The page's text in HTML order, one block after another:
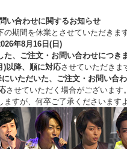
い合わせに関するお知らせ
期間を休業とさせていただきます
年8月16日(日)
、ご注文・お問い合わせにつき
)以降、順に対応させていただきま
いただいた、ご注文・ お問い合
させていただく場合がございます。
すが、 何卒ご了承くださいます